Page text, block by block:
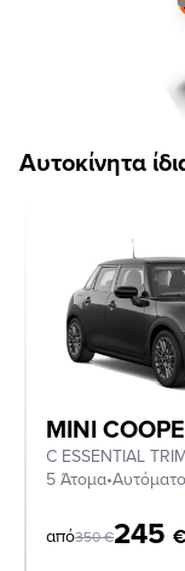
Αυτοκίνητα
MINI
C ESSENTIAL
5 Άτομα•Αυτόματο
από350€245 €